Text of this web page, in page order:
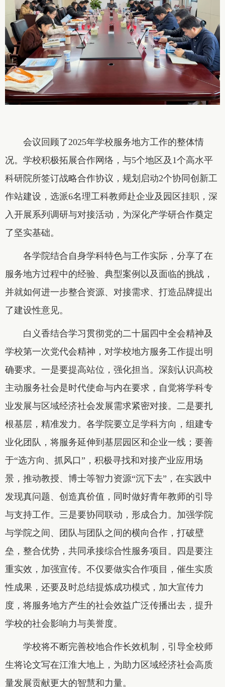
会议回顾了2025年学校服务地方工作的整体情
况。学校积极拓展合作网络，与5个地区及1个高水平
科研院所签订战略合作协议，规划启动2个协同创新工
作站建设，选派6名理工科教师赴企业及园区挂职，深
入开展系列调研与对接活动，为深化产学研合作奠定
了坚实基础。
各学院结合自身学科特色与工作实际，分享了在
服务地方过程中的经验、典型案例以及面临的挑战，
并就如何进一步整合资源、对接需求、打造品牌提出
了建设性意见。
白义香结合学习贯彻党的二十届四中全会精神及
学校第一次党代会精神，对学校地方服务工作提出明
确要求。一是要提高站位，强化担当。深刻认识高校
主动服务社会是时代使命与内在要求，自觉将学科专
业发展与区域经济社会发展需求紧密对接。二是要扎
根基层，精准发力。各学院要立足学科方向，组建专
业化团队，将服务延伸到基层园区和企业一线；要善
于“选方向、抓风口”，积极寻找和对接产业应用场
景，推动教授、博士等智力资源“沉下去”，在实践中
发现真问题、创造真价值，同时做好青年教师的引导
与支持工作。三是要协同联动，形成合力。加强学院
与学院之间、团队与团队之间的横向合作，打破壁
垒，整合优势，共同承接综合性服务项目。四是要注
重实效，加强宣传。不仅要做实合作项目，催生实质
性成果，还要及时总结提炼成功模式，加大宣传力
度，将服务地方产生的社会效益广泛传播出去，提升
学校的社会影响力与美誉度。
学校将不断完善校地合作长效机制，引导全校师
生将论文写在江淮大地上，为助力区域经济社会高质
量发展贡献更大的智慧和力量。